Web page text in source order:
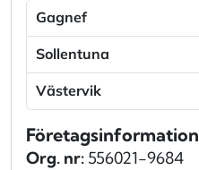
Gagnef
Sollentuna
Västervik
Företagsinformation
Org. nr: 556021-9684